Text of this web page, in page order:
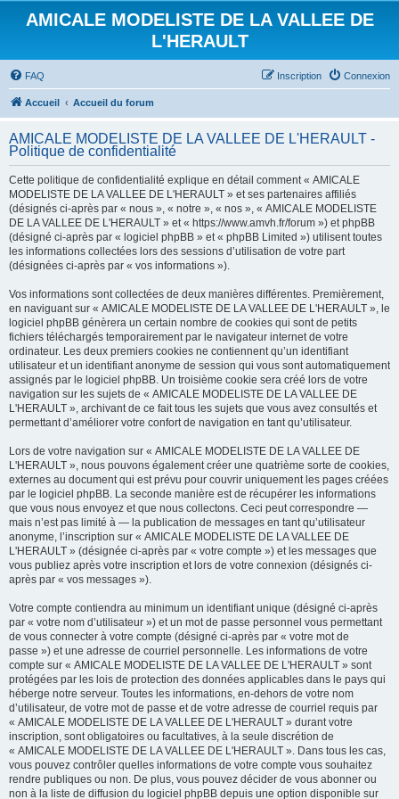
AMICALE MODELISTE DE LA VALLEE DE
L'HERAULT
FAQ Connexion
Inscription
Accueil Accueil du forum
AMICALE MODELISTE DE LA VALLEE DE L'HERAULT -
Politique de confidentialité
Cette politique de confidentialité explique en détail comment « AMICALE
MODELISTE DE LA VALLEE DE L'HERAULT » et ses partenaires affiliés
(désignés ci-après par « nous », « notre », « nos », « AMICALE MODELISTE
DE LA VALLEE DE L'HERAULT » et « https://www.amvh.fr/forum ») et phpBB
(désigné ci-après par « logiciel phpBB » et « phpBB Limited ») utilisent toutes
les informations collectées lors des sessions d’utilisation de votre part
(désignées ci-après par « vos informations »).
Vos informations sont collectées de deux manières différentes. Premièrement,
en naviguant sur « AMICALE MODELISTE DE LA VALLEE DE L'HERAULT », le
logiciel phpBB génèrera un certain nombre de cookies qui sont de petits
fichiers téléchargés temporairement par le navigateur internet de votre
ordinateur. Les deux premiers cookies ne contiennent qu’un identifiant
utilisateur et un identifiant anonyme de session qui vous sont automatiquement
assignés par le logiciel phpBB. Un troisième cookie sera créé lors de votre
navigation sur les sujets de « AMICALE MODELISTE DE LA VALLEE DE
L'HERAULT », archivant de ce fait tous les sujets que vous avez consultés et
permettant d’améliorer votre confort de navigation en tant qu’utilisateur.
Lors de votre navigation sur « AMICALE MODELISTE DE LA VALLEE DE
L'HERAULT », nous pouvons également créer une quatrième sorte de cookies,
externes au document qui est prévu pour couvrir uniquement les pages créées
par le logiciel phpBB. La seconde manière est de récupérer les informations
que vous nous envoyez et que nous collectons. Ceci peut correspondre —
mais n’est pas limité à — la publication de messages en tant qu’utilisateur
anonyme, l’inscription sur « AMICALE MODELISTE DE LA VALLEE DE
L'HERAULT » (désignée ci-après par « votre compte ») et les messages que
vous publiez après votre inscription et lors de votre connexion (désignés ci-
après par « vos messages »).
Votre compte contiendra au minimum un identifiant unique (désigné ci-après
par « votre nom d’utilisateur ») et un mot de passe personnel vous permettant
de vous connecter à votre compte (désigné ci-après par « votre mot de
passe ») et une adresse de courriel personnelle. Les informations de votre
compte sur « AMICALE MODELISTE DE LA VALLEE DE L'HERAULT » sont
protégées par les lois de protection des données applicables dans le pays qui
héberge notre serveur. Toutes les informations, en-dehors de votre nom
d’utilisateur, de votre mot de passe et de votre adresse de courriel requis par
« AMICALE MODELISTE DE LA VALLEE DE L'HERAULT » durant votre
inscription, sont obligatoires ou facultatives, à la seule discrétion de
« AMICALE MODELISTE DE LA VALLEE DE L'HERAULT ». Dans tous les cas,
vous pouvez contrôler quelles informations de votre compte vous souhaitez
rendre publiques ou non. De plus, vous pouvez décider de vous abonner ou
non à la liste de diffusion du logiciel phpBB depuis une option disponible sur